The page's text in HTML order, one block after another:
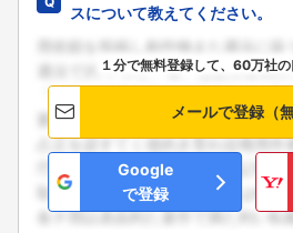
スについて教えてください。
１分で無料登録して、60万社
メールで登録（無
Google
で登録